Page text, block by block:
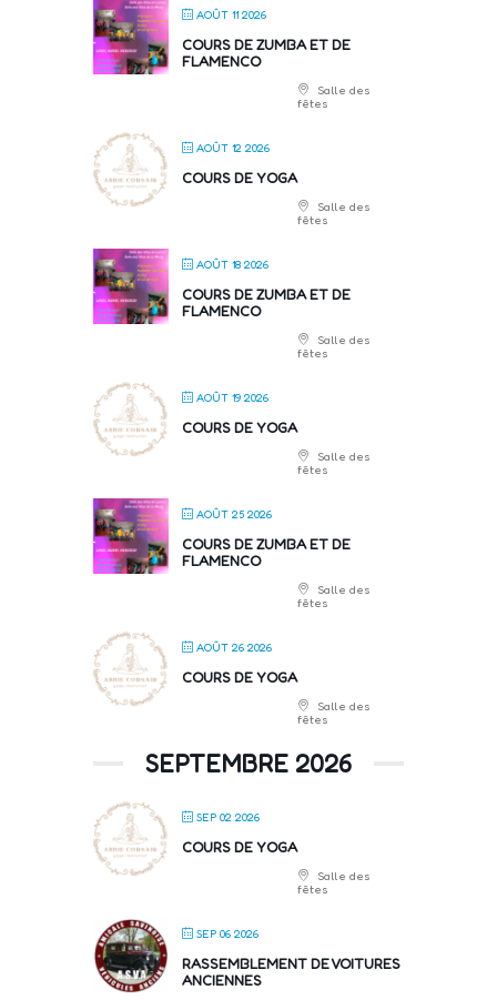
AOÛT 11 2026
COURS DE ZUMBA ET DE
FLAMENCO
Salle des
fêtes
AOÛT 12 2026
COURS DE YOGA
Salle des
fêtes
AOÛT 18 2026
COURS DE ZUMBA ET DE
FLAMENCO
Salle des
fêtes
AOÛT 19 2026
COURS DE YOGA
Salle des
fêtes
AOÛT 25 2026
COURS DE ZUMBA ET DE
FLAMENCO
Salle des
fêtes
AOÛT 26 2026
COURS DE YOGA
Salle des
fêtes
SEPTEMBRE 2026
SEP 02 2026
COURS DE YOGA
Salle des
fêtes
SEP 06 2026
RASSEMBLEMENT DE VOITURES
ANCIENNES